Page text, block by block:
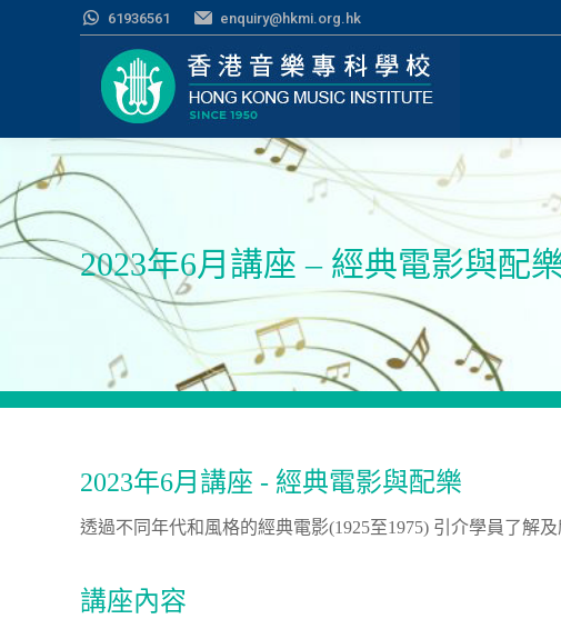
61936561 enquiry@hkmi.org.hk
2023年6月講座 – 經典電影與配
2023年6月講座 - 經典電影與配樂
透過不同年代和風格的經典電影(1925至1975) 引介學員了解
講座內容